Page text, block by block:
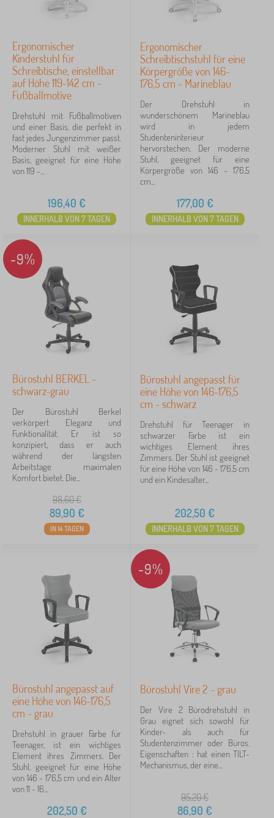
Ergonomischer
Kinderstuhl für
Schreibtische, einstellbar
auf Höhe 119-142 cm -
Fußballmotive
Drehstuhl mit Fußballmotiven
und einer Basis, die perfekt in
fast jedes Jungenzimmer passt.
Moderner Stuhl mit weißer
Basis, geeignet für eine Höhe
von 119 -...
196,40 €
INNERHALB VON 7 TAGEN
Ergonomischer
Schreibtischstuhl für eine
Körpergröße von 146-
176,5 cm - Marineblau
Der Drehstuhl in
wunderschönem Marineblau
wird in jedem
Studenteninterieur
hervorstechen. Der moderne
Stuhl, geeignet für eine
Körpergröße von 146 - 176,5
cm...
177,00 €
INNERHALB VON 7 TAGEN
-9%
Bürostuhl BERKEL -
schwarz-grau
Der Bürostuhl Berkel
verkörpert Eleganz und
Funktionalität. Er ist so
konzipiert, dass er auch
während der längsten
Arbeitstage maximalen
Komfort bietet. Die...
98,60€
89,90 €
IN 14 TAGEN
Bürostuhl angepasst für
eine Höhe von 146-176,5
cm - schwarz
Drehstuhl für Teenager in
schwarzer Farbe ist ein
wichtiges Element ihres
Zimmers. Der Stuhl ist geeignet
für eine Höhe von 146 - 176,5 cm
und ein Kindesalter...
202,50 €
INNERHALB VON 7 TAGEN
Bürostuhl angepasst auf
eine Höhe von 146-176,5
cm - grau
Drehstuhl in grauer Farbe für
Teenager, ist ein wichtiges
Element ihres Zimmers. Der
Stuhl, geeignet für eine Höhe
von 146 - 176,5 cm und ein Alter
von 11 - 16...
202,50 €
-9%
Bürostuhl Vire 2 - grau
Der Vire 2 Bürodrehstuhl in
Grau eignet sich sowohl für
Kinder- als auch für
Studentenzimmer oder Büros.
Eigenschaften : hat einen TILT-
Mechanismus, der eine...
95,20€
86,90 €